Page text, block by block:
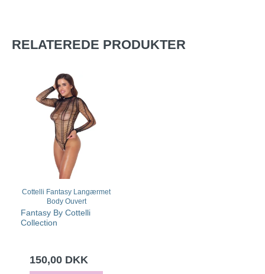
RELATEREDE PRODUKTER
Cottelli Fantasy Langærmet
Body Ouvert
Fantasy By Cottelli
Collection
150,00 DKK